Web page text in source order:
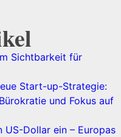
Sichtbarkeit für
Start-up-Strategie:
und Fokus auf
US-Dollar ein – Europas